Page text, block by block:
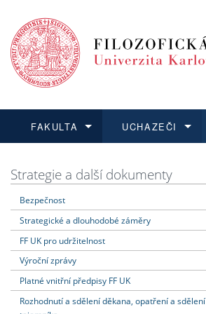
FAKULTA
Dozvědět se více
UCHAZEČI
Podat přihlášku
Dozvědět se více
Dozvědět se více
Dozvědět se více
Strategie a další dokumenty
Bezpečnost
Strategické a dlouhodobé záměry
FF UK pro udržitelnost
Výroční zprávy
Platné vnitřní předpisy FF UK
Rozhodnutí a sdělení děkana, opatření a sdělení